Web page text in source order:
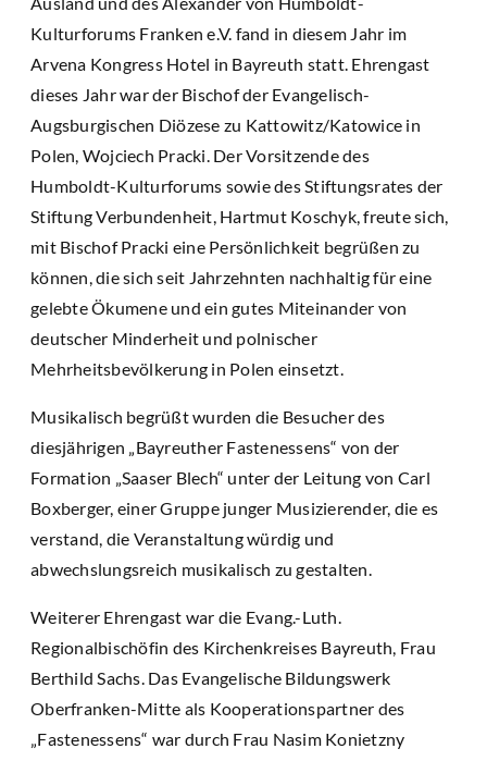
Kulturforums Franken e.V. fand in diesem Jahr im
Arvena Kongress Hotel in Bayreuth statt. Ehrengast
dieses Jahr war der Bischof der Evangelisch-
Augsburgischen Diözese zu Kattowitz/Katowice in
Polen, Wojciech Pracki. Der Vorsitzende des
Humboldt-Kulturforums sowie des Stiftungsrates der
Stiftung Verbundenheit, Hartmut Koschyk, freute sich,
mit Bischof Pracki eine Persönlichkeit begrüßen zu
können, die sich seit Jahrzehnten nachhaltig für eine
gelebte Ökumene und ein gutes Miteinander von
deutscher Minderheit und polnischer
Mehrheitsbevölkerung in Polen einsetzt.
Musikalisch begrüßt wurden die Besucher des
diesjährigen „Bayreuther Fastenessens“ von der
Formation „Saaser Blech“ unter der Leitung von Carl
Boxberger, einer Gruppe junger Musizierender, die es
verstand, die Veranstaltung würdig und
abwechslungsreich musikalisch zu gestalten.
Weiterer Ehrengast war die Evang.-Luth.
Regionalbischöfin des Kirchenkreises Bayreuth, Frau
Berthild Sachs. Das Evangelische Bildungswerk
Oberfranken-Mitte als Kooperationspartner des
„Fastenessens“ war durch Frau Nasim Konietzny